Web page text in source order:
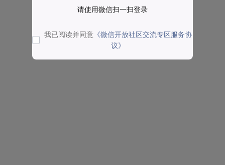
请使用微信扫一扫登录
我已阅读并同意 《微信开放社区交流专区服务协
议》